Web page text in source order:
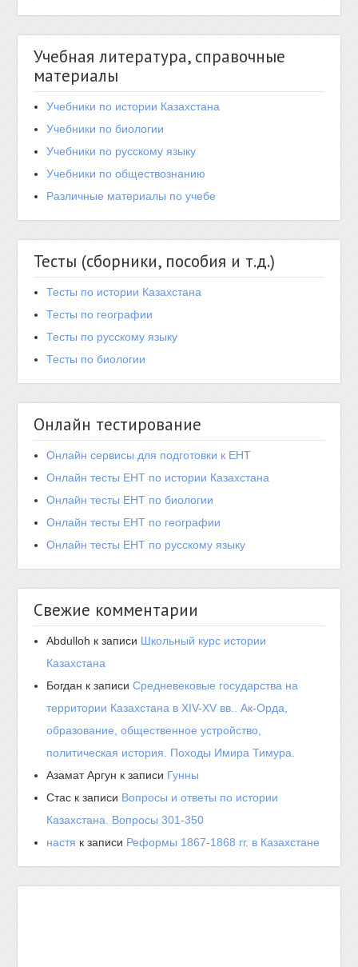
Учебная литература, справочные
материалы
Учебники по истории Казахстана
Учебники по биологии
Учебники по русскому языку
Учебники по обществознанию
Различные материалы по учебе
Тесты (сборники, пособия и т.д.)
Тесты по истории Казахстана
Тесты по географии
Тесты по русскому языку
Тесты по биологии
Онлайн тестирование
Онлайн сервисы для подготовки к ЕНТ
Онлайн тесты ЕНТ по истории Казахстана
Онлайн тесты ЕНТ по биологии
Онлайн тесты ЕНТ по географии
Онлайн тесты ЕНТ по русскому языку
Свежие комментарии
Abdulloh к записи Школьный курс истории
Казахстана
Богдан к записиСредневековые государства на
территории Казахстана в XIV-XV вв.. Ак-Орда,
образование, общественное устройство,
политическая история. Походы Имира Тимура.
Азамат Аргун к записи Гунны
Стас к записи Вопросы и ответы по истории
Казахстана. Вопросы 301-350
настя к записи Реформы 1867-1868 гг. в Казахстане